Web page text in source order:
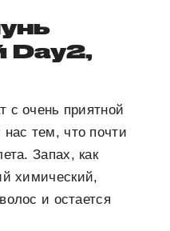
с очень приятной
тем, что почти
Запах, как
химический,
и остается